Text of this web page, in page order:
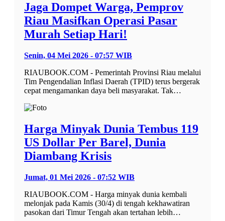
Jaga Dompet Warga, Pemprov
Riau Masifkan Operasi Pasar
Murah Setiap Hari!
Senin, 04 Mei 2026 - 07:57 WIB
RIAUBOOK.COM - Pemerintah Provinsi Riau melalui
Tim Pengendalian Inflasi Daerah (TPID) terus bergerak
cepat mengamankan daya beli masyarakat. Tak…
Harga Minyak Dunia Tembus 119
US Dollar Per Barel, Dunia
Diambang Krisis
Jumat, 01 Mei 2026 - 07:52 WIB
RIAUBOOK.COM - Harga minyak dunia kembali
melonjak pada Kamis (30/4) di tengah kekhawatiran
pasokan dari Timur Tengah akan tertahan lebih…